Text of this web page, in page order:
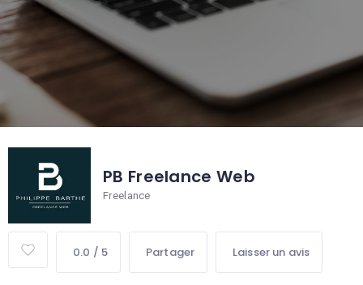
PB Freelance Web
Freelance
0.0 / 5 Partager Laisser un avis